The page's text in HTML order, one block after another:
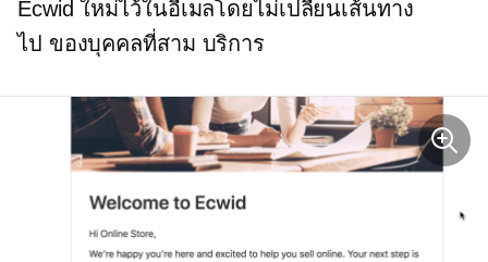
Ecwid ใหม่ไว้ในอีเมลโดยไม่เปลี่ยนเส้นทาง
ไป ของบุคคลที่สาม บริการ